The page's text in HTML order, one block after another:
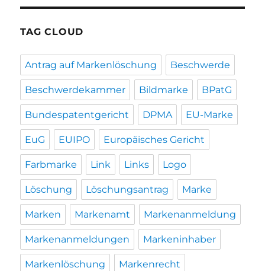
TAG CLOUD
Antrag auf Markenlöschung Beschwerde
Beschwerdekammer Bildmarke BPatG
Bundespatentgericht DPMA EU-Marke
EuG EUIPO Europäisches Gericht
Farbmarke Link Links Logo
Löschung Löschungsantrag Marke
Marken Markenamt Markenanmeldung
Markenanmeldungen Markeninhaber
Markenlöschung Markenrecht